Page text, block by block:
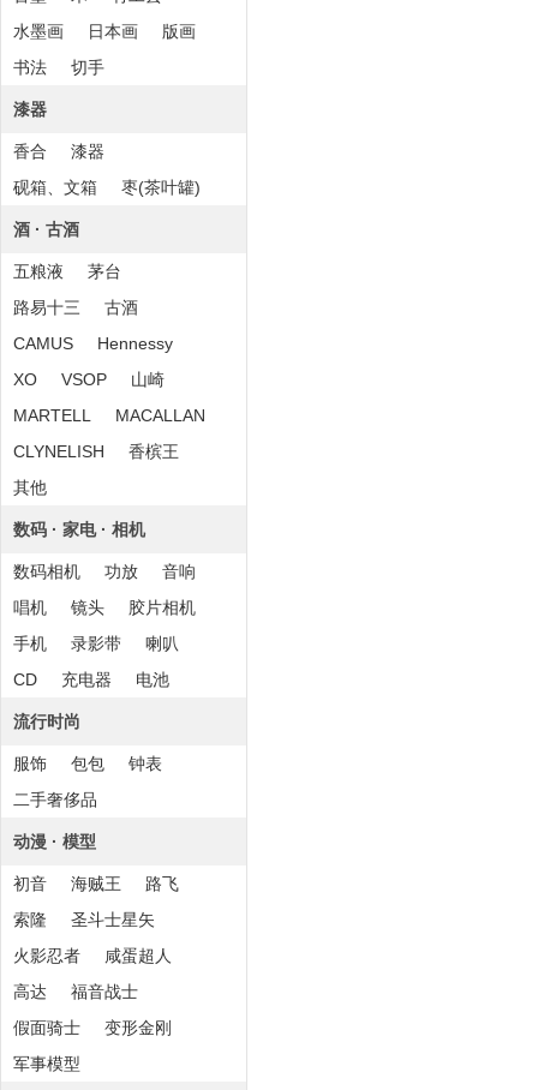
水墨画
日本画
版画
书法
切手
漆器
香合
漆器
砚箱、文箱
枣(茶叶罐)
酒 · 古酒
五粮液
茅台
路易十三
古酒
CAMUS
Hennessy
XO
VSOP
山崎
MARTELL
MACALLAN
CLYNELISH
香槟王
其他
数码 · 家电 · 相机
数码相机 功放
音响
唱机
镜头
胶片相机
手机
录影带
喇叭
CD
充电器 电池
流行时尚
服饰 包包
钟表
二手奢侈品
动漫 · 模型
初音 海贼王
路飞
索隆
圣斗士星矢
火影忍者
咸蛋超人
高达
福音战士
假面骑士
变形金刚
军事模型